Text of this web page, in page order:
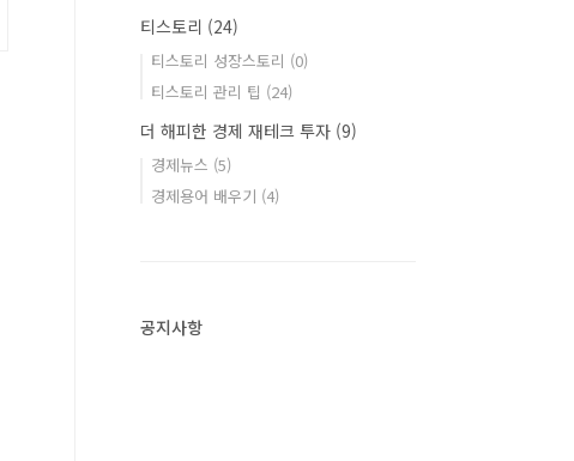
티스토리 (24)
티스토리 성장스토리 (0)
티스토리 관리 팁 (24)
더 해피한 경제 재테크 투자 (9)
경제뉴스 (5)
경제용어 배우기 (4)
공지사항